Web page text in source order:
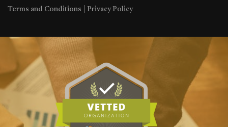
Terms and Conditions Privacy Policy